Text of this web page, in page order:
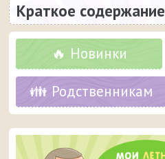
Краткое содержание
🔥 Новинки
👪 Родственникам